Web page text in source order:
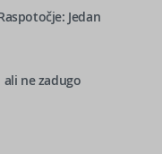
Jedan
ne zadugo